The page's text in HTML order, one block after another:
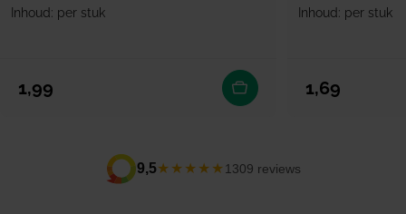
Inhoud: per stuk
Normale prijs
1,99
Inhoud: per stuk
Normale prijs
1,69
9,5★★★★★ 1309 reviews